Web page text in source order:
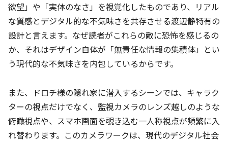
欲望」や「実体のなさ」を視覚化したものであり、リアル
な質感とデジタル的な不気味さを共存させる渡辺静特有の
設計と言えます。なぜ読者がこれらの敵に恐怖を感じるの
か、それはデザイン自体が「無責任な情報の集積体」とい
う現代的な不気味さを内包しているからです。
また、ドロチ様の隠れ家に潜入するシーンでは、キャラク
ターの視点だけでなく、監視カメラのレンズ越しのような
俯瞰視点や、スマホ画面を覗き込む一人称視点が頻繁に入
れ替わります。このカメラワークは、現代のデジタル社会